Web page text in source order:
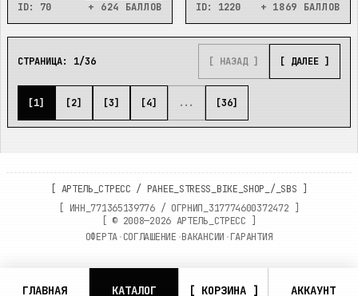
ID: 70 + 624 БАЛЛОВ ID: 1220
+ 1869 БАЛЛОВ
СТРАНИЦА: 1/36 [ НАЗАД ] [ ДАЛЕЕ ]
[1] [2] [3] [4] ... [36]
АРТЕЛЬ_СТРЕСС / РАНЕЕ_STRESS_BIKE_SHOP_/_SBS
[ ИНН_ 771365139776/ ОГРНИП_ 317774600372472
[ © 2008—2026АРТЕЛЬ_СТРЕСС ]
ОФЕРТА·СОГЛАШЕНИЕ ·ВАКАНСИИ ·ГАРАНТИЯ
ГЛАВНАЯ КАТАЛОГ [ КОРЗИНА ] АККАУНТ